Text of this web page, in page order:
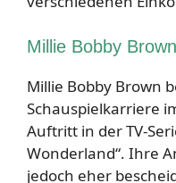
Millie Bobby
Millie Bobby Brown
Schauspielkarriere
Auftritt in der TV-
Wonderland“. Ihre
jedoch eher